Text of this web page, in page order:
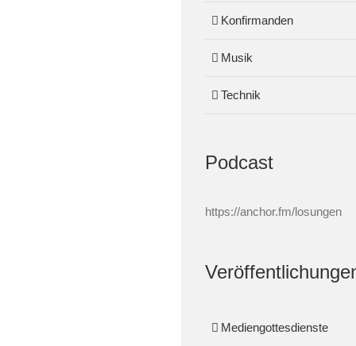
Konfirmanden
Musik
Technik
Podcast
https://anchor.fm/losungen
Mediengottesdienste